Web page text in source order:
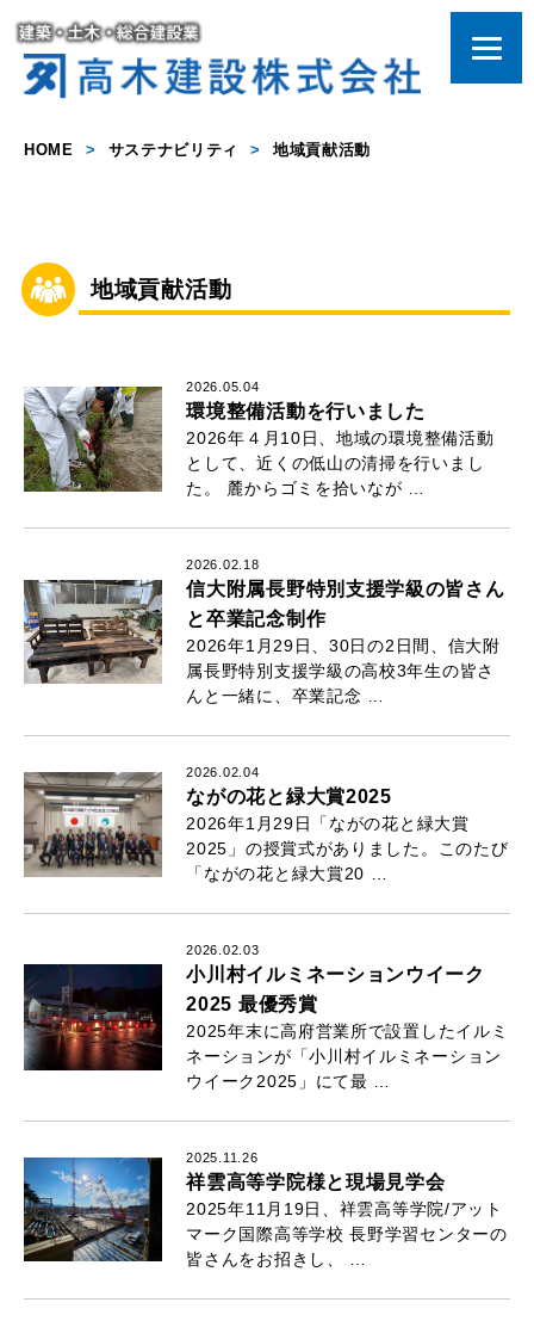
HOME > サステナビリティ > 地域貢献活動
地域貢献活動
2026.05.04
環境整備活動を行いました
2026年４月10日、地域の環境整備活動
として、近くの低山の清掃を行いまし
た。 麓からゴミを拾いなが …
2026.02.18
信大附属長野特別支援学級の皆さん
と卒業記念制作
2026年1月29日、30日の2日間、信大附
属長野特別支援学級の高校3年生の皆さ
んと一緒に、卒業記念 …
2026.02.04
ながの花と緑大賞2025
2026年1月29日「ながの花と緑大賞
2025」の授賞式がありました。このたび
「ながの花と緑大賞20 …
2026.02.03
小川村イルミネーションウイーク
2025 最優秀賞
2025年末に高府営業所で設置したイルミ
ネーションが「小川村イルミネーション
ウイーク2025」にて最 …
2025.11.26
祥雲高等学院様と現場見学会
2025年11月19日、祥雲高等学院/アット
マーク国際高等学校 長野学習センターの
皆さんをお招きし、 …